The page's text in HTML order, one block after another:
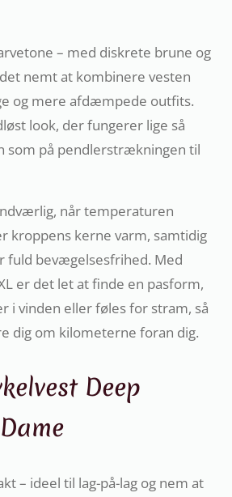
– med diskrete brune og
nemt at kombinere vesten
og mere afdæmpede outfits.
look, der fungerer lige så
som på pendlerstrækningen til
når temperaturen
kroppens kerne varm, samtidig
fuld bevægelsesfrihed. Med
er det let at finde en pasform,
i vinden eller føles for stram, så
dig om kilometerne foran dig.
Deep
– ideel til lag-på-lag og nem at